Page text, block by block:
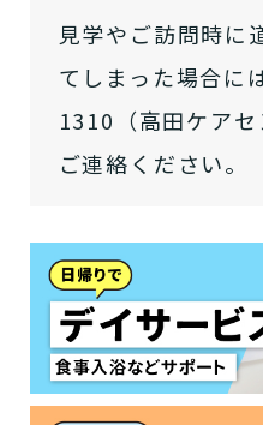
見学やご訪問時に
てしまった場合に
1310（高田ケア
ご連絡ください。
あなたに適
介護保険サービスは
用途やご利用目的が違
「どのサービスを使っ
しょう!
最大4つの質
で、おすすめの介護
す。
診断
要介護１～５、
い
非該
と判
を使いたいです
いですか？
自宅で
使
施設へ
現在、日常生活
介護などサポー
必
介護施設へ通い
通
来て
認知症の診断を
または物忘れな
りますか？
一時的に宿泊し
日帰り
一時的
か？
要介護３～５で
要支
要介
要介